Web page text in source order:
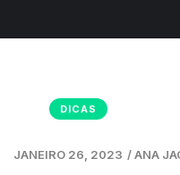
DICAS
JANEIRO 26, 2023 /ANA